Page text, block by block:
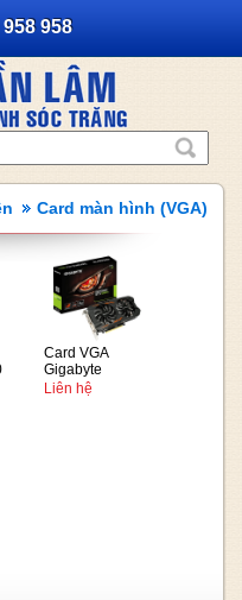
958
Card màn hình (VGA)
Card VGA
Gigabyte
GTX1050Ti 4GB
Liên hệ